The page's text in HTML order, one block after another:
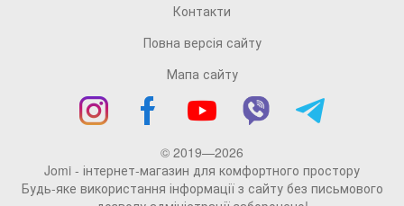
Контакти
Повна версія сайту
Мапа сайту
© 2019—2026
Jomi - інтернет-магазин для комфортного простору
Будь-яке використання інформації з сайту без письмового